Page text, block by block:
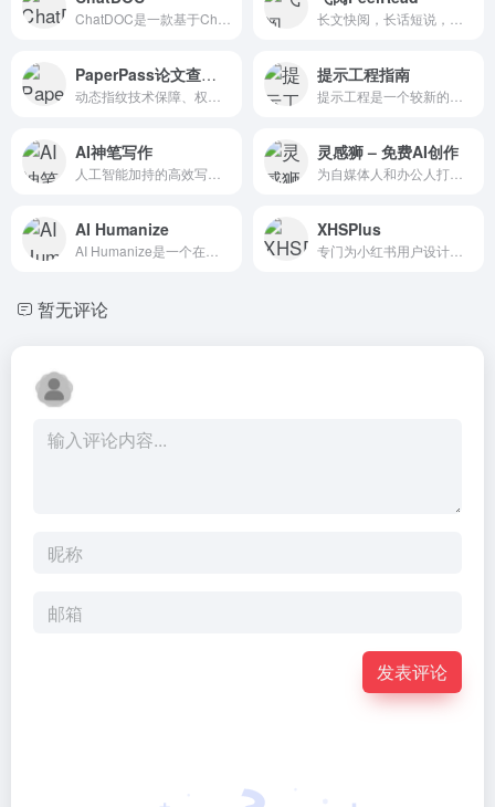
PaperPass论文查重系统 提示工程指南
AI神笔写作 灵感狮 – 免费AI创作
AI Humanize XHSPlus
暂无评论
发表评论